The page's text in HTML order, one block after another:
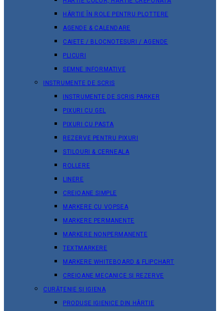
HÂRTIE ÎN ROLE PENTRU PLOTTERE
AGENDE & CALENDARE
CAIETE / BLOCNOTESURI / AGENDE
PLICURI
SEMNE INFORMATIVE
INSTRUMENTE DE SCRIS
INSTRUMENTE DE SCRIS PARKER
PIXURI CU GEL
PIXURI CU PASTA
REZERVE PENTRU PIXURI
STILOURI & СERNEALA
ROLLERE
LINERE
CREIOANE SIMPLE
MARKERE CU VOPSEA
MARKERE PERMANENTE
MARKERE NONPERMANENTE
TEXTMARKERE
MARKERE WHITEBOARD & FLIPCHART
CREIOANE MECANICE ȘI REZERVE
CURĂȚENIE ȘI IGIENA
PRODUSE IGIENICE DIN HÂRTIE